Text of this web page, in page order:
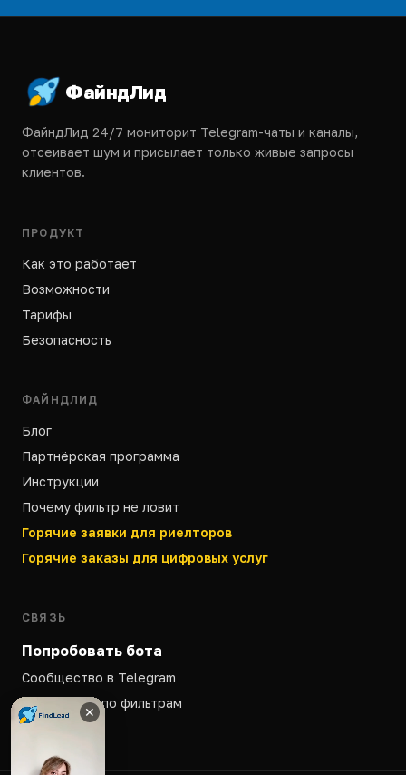
✕
ФайндЛид
ФайндЛид 24/7 мониторит Telegram-чаты и каналы,
отсеивает шум и присылает только живые запросы
клиентов.
ПРОДУКТ
Как это работает
Возможности
Тарифы
Безопасность
ФАЙНДЛИД
Блог
Партнёрская программа
Инструкции
Почему фильтр не ловит
Горячие заявки для риелторов
Горячие заказы для цифровых услуг
СВЯЗЬ
Попробовать бота
Сообщество в Telegram
Поддержка по фильтрам